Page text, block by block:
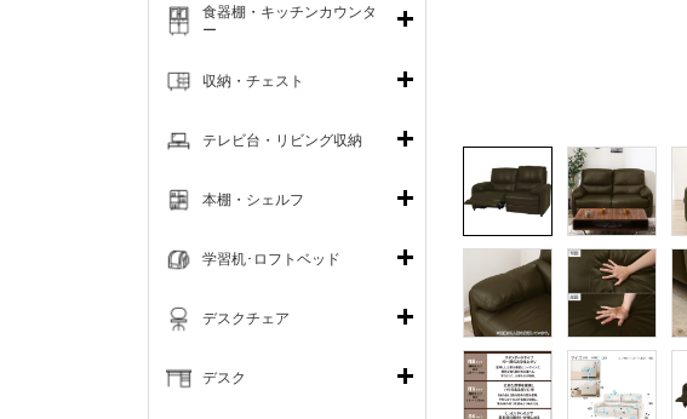
食器棚・キッチンカウンタ
ー
収納・チェスト
テレビ台・リビング収納
本棚・シェルフ
学習机･ロフトベッド
デスクチェア
デスク